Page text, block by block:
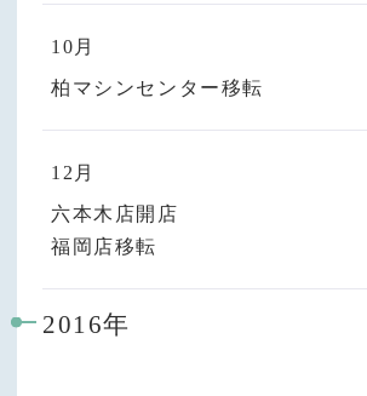
10月
柏マシンセンター移転
12月
六本木店開店
福岡店移転
2016年